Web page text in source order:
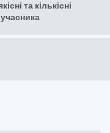
та кількісні